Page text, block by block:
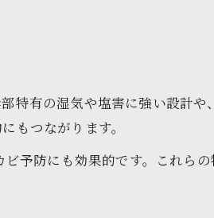
特有の湿気や塩害に強い設計や
もつながります。
予防にも効果的です。これら